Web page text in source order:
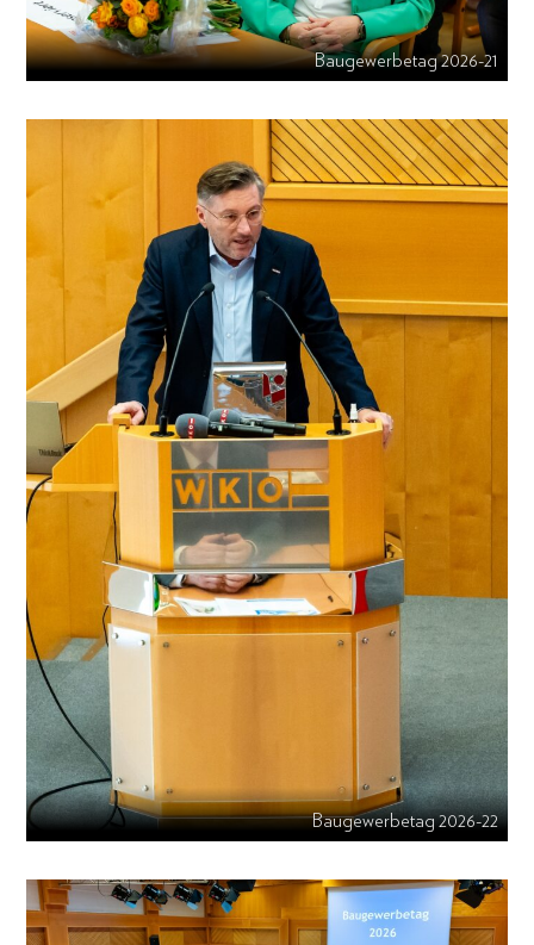
Baugewerbetag 2026-21
Baugewerbetag 2026-22